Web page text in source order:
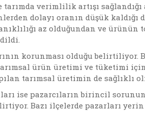
tarımda verimlilik artışı
dolayı oranın düşük
az olduğundan ve ürünün
korunması olduğu belirtiliyor.
ürün üretimi ve tüketimi
tarımsal üretimin de sağlıklı
ise pazarcıların birincil
Bazı ilçelerde pazarları